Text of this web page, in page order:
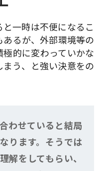
一時は不便になるこ
あるが、外部環境等の
的に変わっていかな
う、と強い決意をの
わせていると結局
ります。そうでは
解をしてもらい、